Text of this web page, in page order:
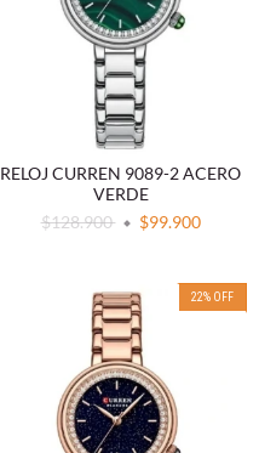
RELOJ CURREN 9089-2 ACERO
VERDE
$128.900
$99.900
22% OFF